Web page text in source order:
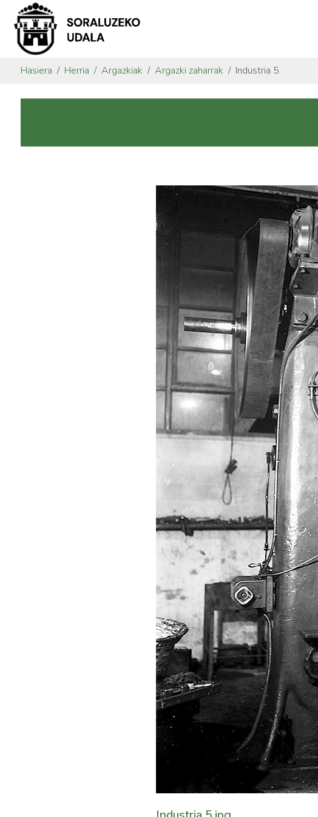
Hasiera Herria Argazkiak Argazki zaharrak Industria 5